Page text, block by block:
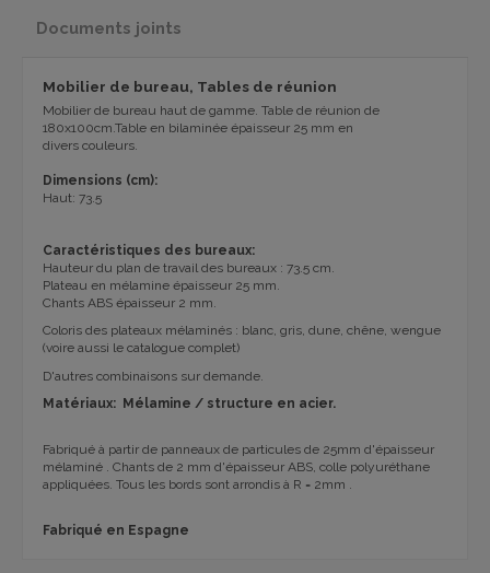
Documents joints
Mobilier de bureau, Tables de réunion
Mobilier de bureau haut de gamme. Table de réunion de
180x100cm. Table en bilaminée épaisseur 25 mm en
divers couleurs.
Dimensions (cm):
Haut: 73.5
Caractéristiques des bureaux:
Hauteur du plan de travail des bureaux : 73.5 cm.
Plateau en mélamine épaisseur 25 mm.
Chants ABS épaisseur 2 mm.
Coloris des plateaux mélaminés : blanc, gris, dune, chêne, wengue
(voire aussi le catalogue complet)
D'autres combinaisons sur demande.
Matériaux: Mélamine / structure en acier.
Fabriqué à partir de panneaux de particules de 25mm d'épaisseur
mélaminé . Chants de 2 mm d'épaisseur ABS, colle polyuréthane
appliquées. Tous les bords sont arrondis à R = 2mm .
Fabriqué en Espagne